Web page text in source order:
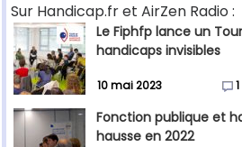
Sur Handicap.fr et AirZen Radio :
Le Fiphfp lance un
handicaps invisibles
10 mai 2023 1
Fonction publique et
hausse en 2022